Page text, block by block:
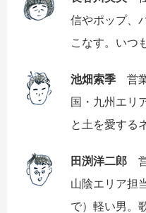
信やポップ、
こなす。いつ
池畑索季 営
国・九州エリ
と土を愛する
田渕洋二郎
山陰エリア担
で）軽い男。